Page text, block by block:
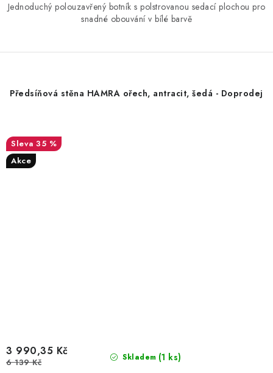
Jednoduchý polouzavřený botník s polstrovanou sedací plochou pro
snadné obouvání v bílé barvě
Předsíňová stěna HAMRA ořech, antracit, šedá - Doprodej
35 %
Akce
Skladem (1 ks)
3 990,35 Kč
6 139 Kč